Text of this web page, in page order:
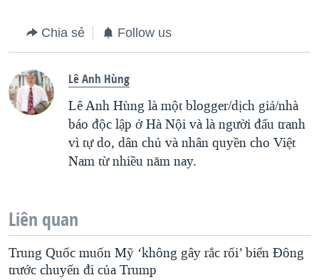
Chia sẻ Follow us
Lê Anh Hùng
Lê Anh Hùng là một blogger/dịch giả/nhà
báo độc lập ở Hà Nội và là người đấu tranh
vì tự do, dân chủ và nhân quyền cho Việt
Nam từ nhiều năm nay.
Liên quan
Trung Quốc muốn Mỹ ‘không gây rắc rối’ biển Đông
trước chuyến đi của Trump